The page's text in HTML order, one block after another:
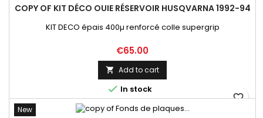
COPY OF KIT DÉCO OUIE RÉSERVOIR HUSQVARNA 1992-94
KIT DECO épais 400µ renforcé colle supergrip
Price
€65.00
 Add to cart
 In stock
favorite_border
New